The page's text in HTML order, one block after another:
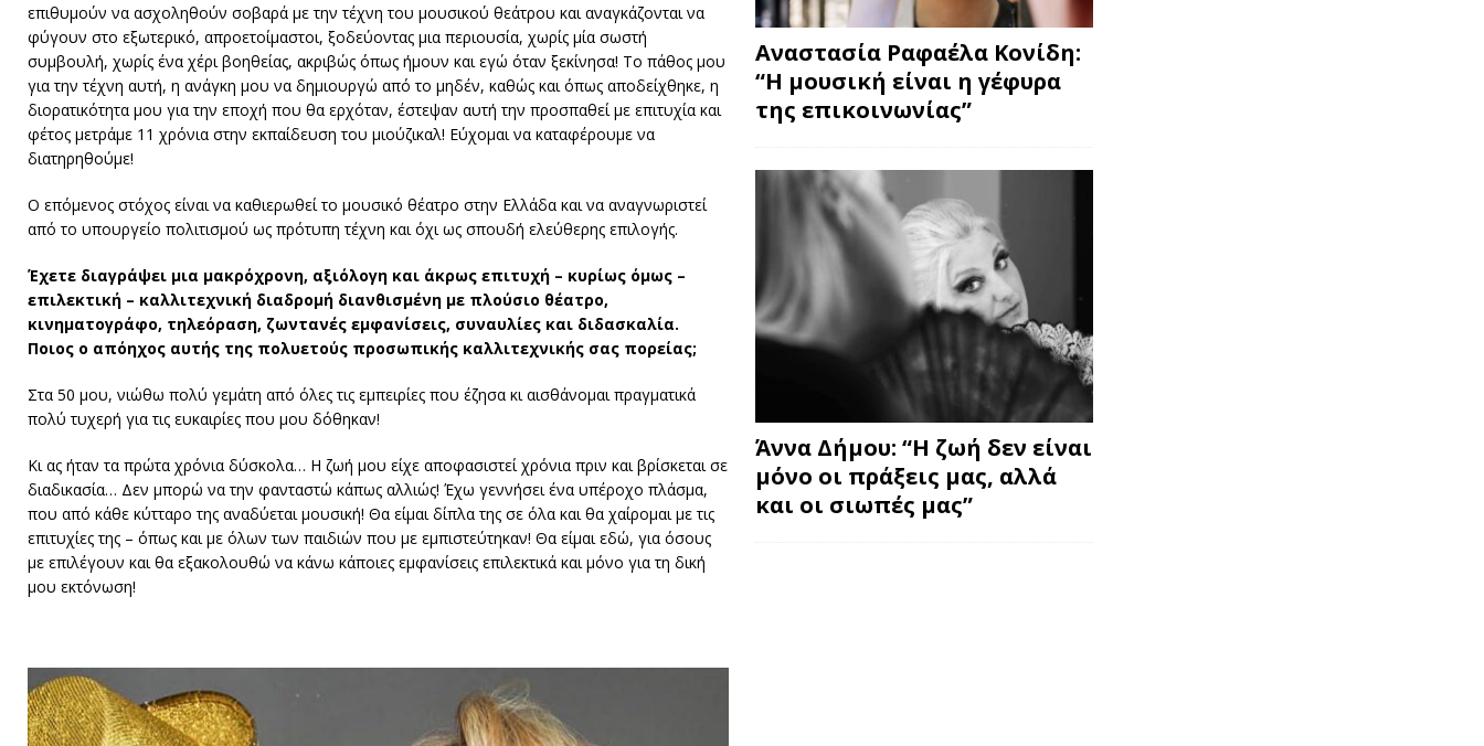
επιθυμούν να ασχοληθούν σοβαρά με την τέχνη του μουσικού θεάτρου και αναγκάζονται να
φύγουν στο εξωτερικό, απροετοίμαστοι, ξοδεύοντας μια περιουσία, χωρίς μία σωστή
συμβουλή, χωρίς ένα χέρι βοηθείας, ακριβώς όπως ήμουν και εγώ όταν ξεκίνησα! Το πάθος μου
για την τέχνη αυτή, η ανάγκη μου να δημιουργώ από το μηδέν, καθώς και όπως αποδείχθηκε, η
διορατικότητα μου για την εποχή που θα ερχόταν, έστεψαν αυτή την προσπαθεί με επιτυχία και
φέτος μετράμε 11 χρόνια στην εκπαίδευση του μιούζικαλ! Εύχομαι να καταφέρουμε να
διατηρηθούμε!
Ο επόμενος στόχος είναι να καθιερωθεί το μουσικό θέατρο στην Ελλάδα και να αναγνωριστεί
από το υπουργείο πολιτισμού ως πρότυπη τέχνη και όχι ως σπουδή ελεύθερης επιλογής.
Έχετε διαγράψει μια μακρόχρονη, αξιόλογη και άκρως επιτυχή – κυρίως όμως –
επιλεκτική – καλλιτεχνική διαδρομή διανθισμένη με πλούσιο θέατρο,
κινηματογράφο, τηλεόραση, ζωντανές εμφανίσεις, συναυλίες και διδασκαλία.
Ποιος ο απόηχος αυτής της πολυετούς προσωπικής καλλιτεχνικής σας πορείας;
Στα 50 μου, νιώθω πολύ γεμάτη από όλες τις εμπειρίες που έζησα κι αισθάνομαι πραγματικά
πολύ τυχερή για τις ευκαιρίες που μου δόθηκαν!
Κι ας ήταν τα πρώτα χρόνια δύσκολα… Η ζωή μου είχε αποφασιστεί χρόνια πριν και βρίσκεται σε
διαδικασία… Δεν μπορώ να την φανταστώ κάπως αλλιώς! Έχω γεννήσει ένα υπέροχο πλάσμα,
που από κάθε κύτταρο της αναδύεται μουσική! Θα είμαι δίπλα της σε όλα και θα χαίρομαι με τις
επιτυχίες της – όπως και με όλων των παιδιών που με εμπιστεύτηκαν! Θα είμαι εδώ, για όσους
με επιλέγουν και θα εξακολουθώ να κάνω κάποιες εμφανίσεις επιλεκτικά και μόνο για τη δική
μου εκτόνωση!
Αναστασία Ραφαέλα Κονίδη:
“Η μουσική είναι η γέφυρα
της επικοινωνίας”
Άννα Δήμου: “Η ζωή δεν είναι
μόνο οι πράξεις μας, αλλά
και οι σιωπές μας”